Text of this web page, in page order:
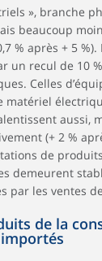
», branche
beaucoup
% après + 5
un recul de 10
Celles
matériel
aussi,
(+ 2 %
de
demeurent
par les ventes
de la